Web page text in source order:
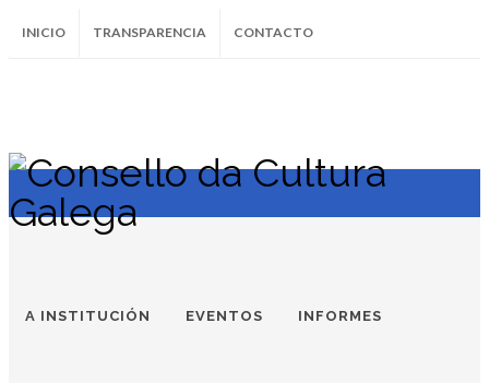
INICIO TRANSPARENCIA CONTACTO
InstagramFacebookTwitter Soundcloud
Youtube
A INSTITUCIÓN EVENTOS INFORMES